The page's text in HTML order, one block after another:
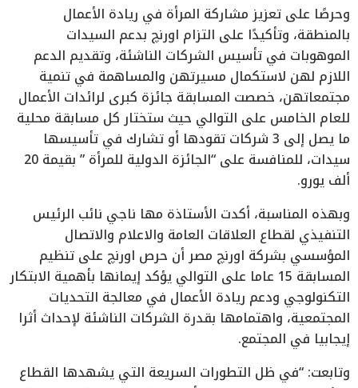
وحرصًا على تعزيز مشاركة المرأة في ريادة الأعمال
بالمنطقة، وتأكيدًا على التزام اورنچ بدعم السيدات
الموهوبات في تأسيس الشركات الناشئة، وتقديم الدعم
اللازم لهن لاستكمال مسيرتهن والمساهمة في تنمية
مجتمعاتهن، خصصت المسابقة جائزة كبرى لرائدات الأعمال
للعام الخامس على التوالي حيث ستختار كل مسابقة محلية
ما يصل إلى 3 شركات تقودها أو تشارك في تأسيسها
سيدات، للمنافسة على “الجائزة الدولية للمرأة ” بقيمة 20
ألف يورو.
وبهذه المناسبة، أكدت الأستاذة مها ناجي نائب الرئيس
التنفيذي لقطاع العلاقات العامة والاعلام والاتصال
المؤسسي بشركة اورنچ مصر أن حرص اورنچ على تنظيم
المسابقة 15 عاما على التوالي يؤكد إيمانها بأهمية الابتكار
التكنولوجي ودعم ريادة الأعمال في معالجة التحديات
المجتمعية، واهتمامها بقدرة الشركات الناشئة لإحداث أثرا
إيجابيا في المجتمع.
وتابعت: “في ظل التطورات السريعة التي يشهدها القطاع